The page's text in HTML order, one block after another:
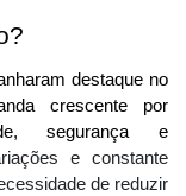
destaque no
crescente por
segurança e
e constante
de reduzir